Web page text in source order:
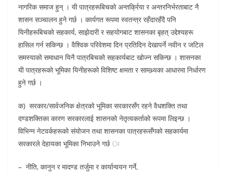
नागरिक समाज हुन् । यी पात्रहरूबिचको अन्तर्क्रिया र अन्तरनिर्भरताबाट नै
शासन सञ्चालन हुने गर्छ । कार्यगत रूपमा स्वतन्त्र रहँदारहँदै पनि
यिनीहरूबिचको सहकार्य, साझेदारी र सहयोगबाट शासनका बृहत् उद्देश्यहरू
हासिल गर्न सकिन्छ । वैश्विक परिवेशमा दिन प्रतिदिन देखापर्ने नवीन र जटिल
समस्याको समाधान यिनै पात्रबिचको सहकार्यबाट खोज्न सकिन्छ । शासनका
यी पात्रहरूको भूमिका यिनीहरूको विशिष्ट क्षमता र सामथ्र्यका आधारमा निर्धारण
हुने गर्छ ।
क) सरकार/सार्वजनिक क्षेत्रको भूमिका सरकारसँग रहने वैधशक्ति तथा
दण्डशक्तिका कारण सरकारलाई शासनको नेतृत्वकर्ताको रूपमा लिइन्छ ।
विभिन्न नेटवर्कहरूको संयोजन तथा शासनका पात्रहरूसँगको सहकार्यमा
सरकारले देहायका भूमिका निभाउने गर्छ ः
– नीति, कानुन र मादण्ड तर्जुमा र कार्यान्वयन गर्ने,